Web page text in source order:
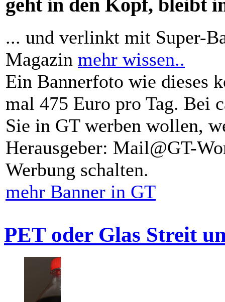
geht in den Kopf, bleibt
... und verlinkt mit Super-
Magazin mehr wissen..
Ein Bannerfoto wie dieses
mal 475 Euro pro Tag. Bei
Sie in GT werben wollen,
Herausgeber: Mail@GT-
Werbung schalten.
mehr Banner in GT
PET oder Glas Streit